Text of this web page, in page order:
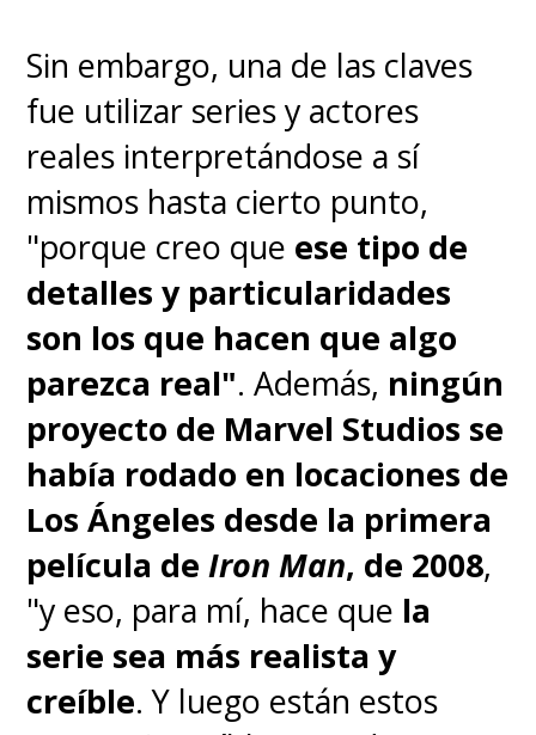
Sin embargo, una de las claves
fue utilizar series y actores
reales interpretándose a sí
mismos hasta cierto punto,
"porque creo que ese tipo de
detalles y particularidades
son los que hacen que algo
parezca real". Además, ningún
proyecto de Marvel Studios se
había rodado en locaciones de
Los Ángeles desde la primera
película deIron Man, de 2008,
"y eso, para mí, hace que la
serie sea más realista y
creíble. Y luego están estos